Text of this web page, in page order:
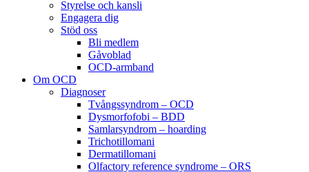
Styrelse och kansli
Engagera dig
Stöd oss
Bli medlem
Gåvoblad
OCD-armband
Om OCD
Diagnoser
Tvångssyndrom – OCD
Dysmorfofobi – BDD
Samlarsyndrom – hoarding
Trichotillomani
Dermatillomani
Olfactory reference syndrome – ORS